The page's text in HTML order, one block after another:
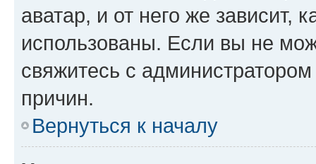
аватар, и от него же зависит,
использованы. Если вы не
свяжитесь с
причин.
Вернуться к началу